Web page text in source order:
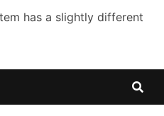
has a slightly different